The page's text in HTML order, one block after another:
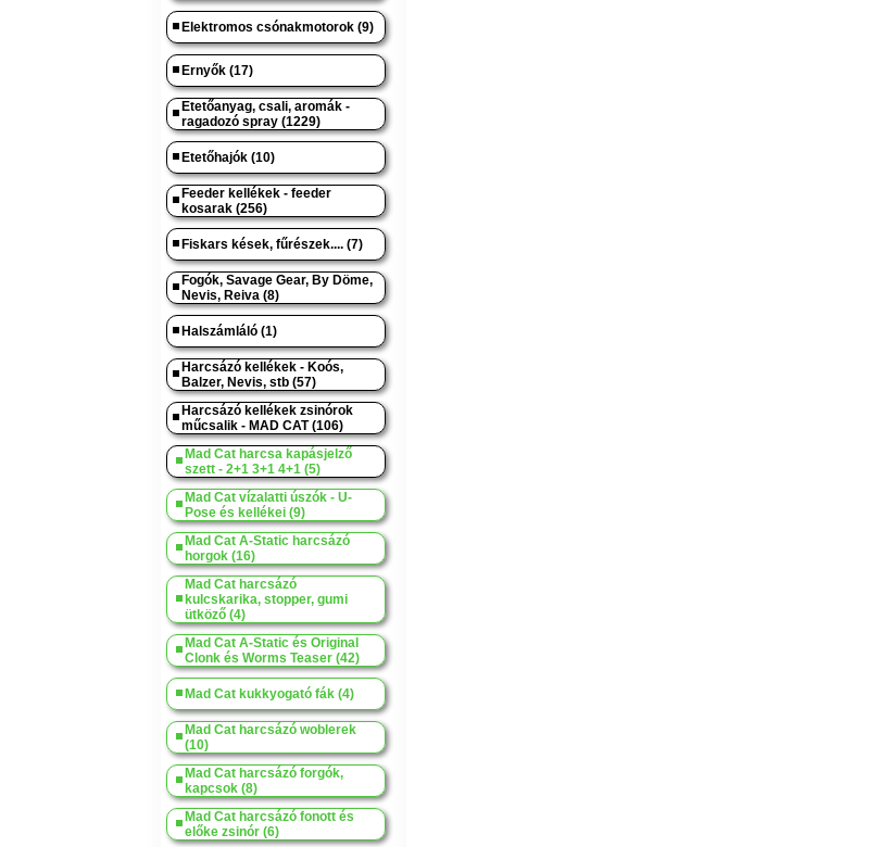
Elektromos csónakmotorok (9)
Ernyők (17)
Etetőanyag, csali, aromák -
ragadozó spray (1229)
Etetőhajók (10)
Feeder kellékek - feeder
kosarak (256)
Fiskars kések, fűrészek.... (7)
Fogók, Savage Gear, By Döme,
Nevis, Reiva (8)
Halszámláló (1)
Harcsázó kellékek - Koós,
Balzer, Nevis, stb (57)
Harcsázó kellékek zsinórok
műcsalik - MAD CAT (106)
Mad Cat harcsa kapásjelző
szett - 2+1 3+1 4+1 (5)
Mad Cat vízalatti úszók - U-
Pose és kellékei (9)
Mad Cat A-Static harcsázó
horgok (16)
Mad Cat harcsázó
kulcskarika, stopper, gumi
ütköző (4)
Mad Cat A-Static és Original
Clonk és Worms Teaser (42)
Mad Cat kukkyogató fák (4)
Mad Cat harcsázó woblerek
(10)
Mad Cat harcsázó forgók,
kapcsok (8)
Mad Cat harcsázó fonott és
előke zsinór (6)